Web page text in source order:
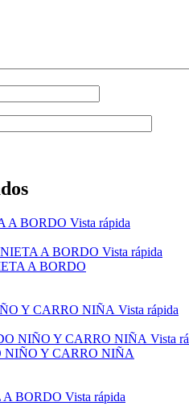
Vista rápida
Vista rápida
A BORDO
Vista rápida
Vista
NIÑO Y CARRO NIÑA
Vista rápida